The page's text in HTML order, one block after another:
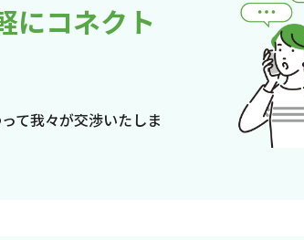
にコネクト
て我々が交渉いたしま